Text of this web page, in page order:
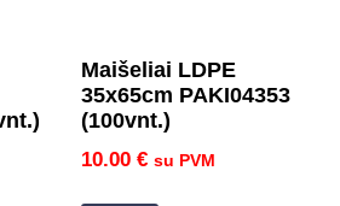
Maišeliai LDPE
35x65cm PAKI04353
(100vnt.)
10.00 € su PVM